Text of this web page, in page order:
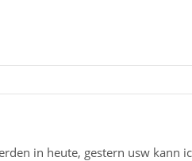
in heute, gestern usw kann